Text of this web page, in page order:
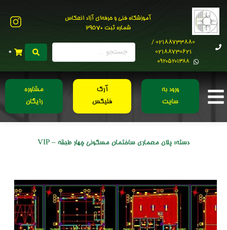
آموزشگاه فنی و حرفه‌ای آزاد انعکاس
شماره ثبت 29570
02188733880 /
02188730621
0۹۲۰۵۲۰۱۳۸۸
0
ورود به
سایت
آرک
فلیکس
مشاوره
رایگان
دسته: پلان معماری ساختمان مسکونی چهار طبقه – VIP